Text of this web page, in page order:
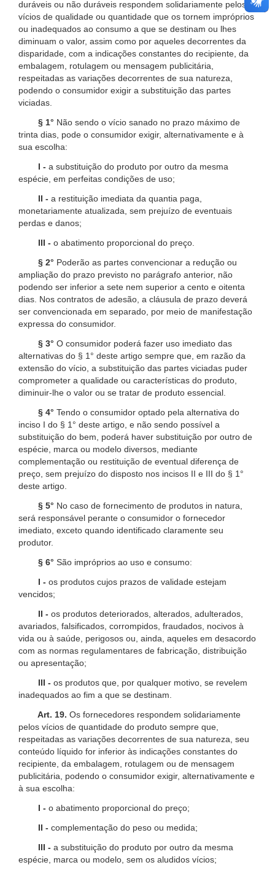
duráveis ou não duráveis respondem solidariamente pelos
vícios de qualidade ou quantidade que os tornem impróprios
ou inadequados ao consumo a que se destinam ou lhes
diminuam o valor, assim como por aqueles decorrentes da
disparidade, com a indicações constantes do recipiente, da
embalagem, rotulagem ou mensagem publicitária,
respeitadas as variações decorrentes de sua natureza,
podendo o consumidor exigir a substituição das partes
viciadas.
§ 1° Não sendo o vício sanado no prazo máximo de
trinta dias, pode o consumidor exigir, alternativamente e à
sua escolha:
I - a substituição do produto por outro da mesma
espécie, em perfeitas condições de uso;
II - a restituição imediata da quantia paga,
monetariamente atualizada, sem prejuízo de eventuais
perdas e danos;
III - o abatimento proporcional do preço.
§ 2° Poderão as partes convencionar a redução ou
ampliação do prazo previsto no parágrafo anterior, não
podendo ser inferior a sete nem superior a cento e oitenta
dias. Nos contratos de adesão, a cláusula de prazo deverá
ser convencionada em separado, por meio de manifestação
expressa do consumidor.
§ 3° O consumidor poderá fazer uso imediato das
alternativas do § 1° deste artigo sempre que, em razão da
extensão do vício, a substituição das partes viciadas puder
comprometer a qualidade ou características do produto,
diminuir-lhe o valor ou se tratar de produto essencial.
§ 4° Tendo o consumidor optado pela alternativa do
inciso I do § 1° deste artigo, e não sendo possível a
substituição do bem, poderá haver substituição por outro de
espécie, marca ou modelo diversos, mediante
complementação ou restituição de eventual diferença de
preço, sem prejuízo do disposto nos incisos II e III do § 1°
deste artigo.
§ 5° No caso de fornecimento de produtos in natura,
será responsável perante o consumidor o fornecedor
imediato, exceto quando identificado claramente seu
produtor.
§ 6° São impróprios ao uso e consumo:
I - os produtos cujos prazos de validade estejam
vencidos;
II - os produtos deteriorados, alterados, adulterados,
avariados, falsificados, corrompidos, fraudados, nocivos à
vida ou à saúde, perigosos ou, ainda, aqueles em desacordo
com as normas regulamentares de fabricação, distribuição
ou apresentação;
III - os produtos que, por qualquer motivo, se revelem
inadequados ao fim a que se destinam.
Art. 19. Os fornecedores respondem solidariamente
pelos vícios de quantidade do produto sempre que,
respeitadas as variações decorrentes de sua natureza, seu
conteúdo líquido for inferior às indicações constantes do
recipiente, da embalagem, rotulagem ou de mensagem
publicitária, podendo o consumidor exigir, alternativamente e
à sua escolha:
I - o abatimento proporcional do preço;
II - complementação do peso ou medida;
III - a substituição do produto por outro da mesma
espécie, marca ou modelo, sem os aludidos vícios;